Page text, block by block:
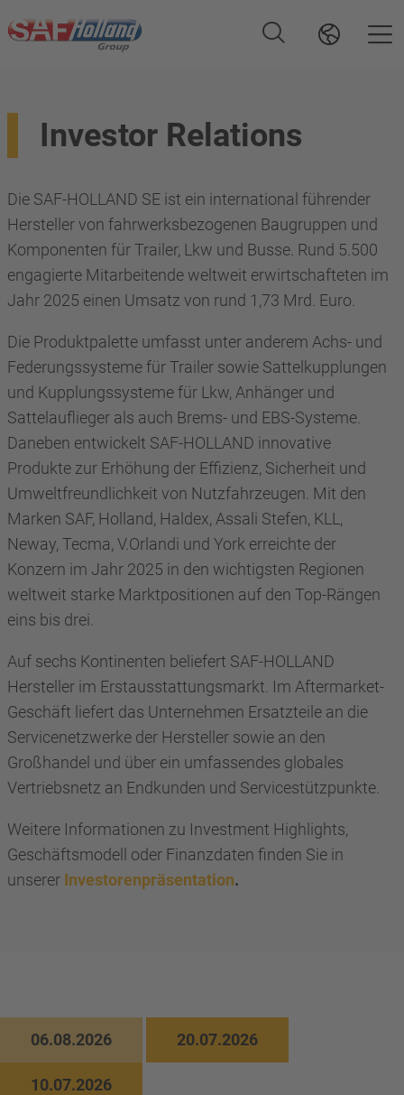
Investor Relations
Die SAF-HOLLAND SE ist ein international führender
Hersteller von fahrwerksbezogenen Baugruppen und
Komponenten für Trailer, Lkw und Busse. Rund 5.500
engagierte Mitarbeitende weltweit erwirtschafteten im
Jahr 2025 einen Umsatz von rund 1,73 Mrd. Euro.
Die Produktpalette umfasst unter anderem Achs- und
Federungssysteme für Trailer sowie Sattelkupplungen
und Kupplungssysteme für Lkw, Anhänger und
Sattelauflieger als auch Brems- und EBS-Systeme.
Daneben entwickelt SAF-HOLLAND innovative
Produkte zur Erhöhung der Effizienz, Sicherheit und
Umweltfreundlichkeit von Nutzfahrzeugen. Mit den
Marken SAF, Holland, Haldex, Assali Stefen, KLL,
Neway, Tecma, V.Orlandi und York erreichte der
Konzern im Jahr 2025 in den wichtigsten Regionen
weltweit starke Marktpositionen auf den Top-Rängen
eins bis drei.
Auf sechs Kontinenten beliefert SAF-HOLLAND
Hersteller im Erstausstattungsmarkt. Im Aftermarket-
Geschäft liefert das Unternehmen Ersatzteile an die
Servicenetzwerke der Hersteller sowie an den
Großhandel und über ein umfassendes globales
Vertriebsnetz an Endkunden und Servicestützpunkte.
Weitere Informationen zu Investment Highlights,
Geschäftsmodell oder Finanzdaten finden Sie in
unserer Investorenpräsentation.
06.08.2026 20.07.2026
10.07.2026